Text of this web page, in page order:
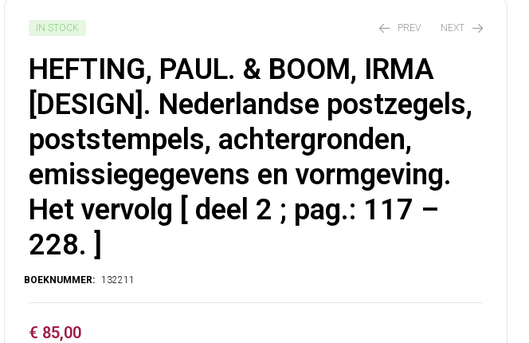
IN STOCK PREV
€ 180,00
NEXT
€6,00
HEFTING, PAUL. & BOOM, IRMA
[DESIGN]. Nederlandse postzegels,
poststempels, achtergronden,
emissiegegevens en vormgeving.
Het vervolg [ deel 2 ; pag.: 117 –
228. ]
€ 85,00